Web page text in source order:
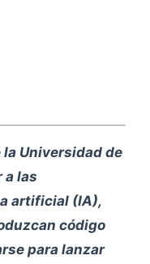
Universidad de
a las
artificial (IA),
código
para lanzar